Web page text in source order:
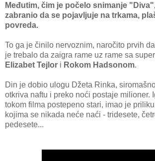
Međutim, čim je počelo snimanje
zabranio da se pojavljuje na trkama,
povreda.
To ga je činilo nervoznim, naročito prvih
je trebalo da zaigra rame uz rame sa
Elizabet Tejlor i Rokom Hadsonom.
Din je dobio ulogu Džeta Rinka,
otkriva naftu i preko noći postaje milioner.
tokom filma postepeno stari, imao je
kojima se nikada neće naći - tridesete,
pedesete...